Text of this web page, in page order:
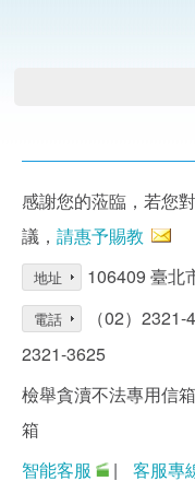
感謝您的蒞臨，若您
議， 請惠予賜教
地址 106409 臺北
電話
（02）
2321-3625
檢舉貪瀆不法專用信
箱
智能客服
| 客服專